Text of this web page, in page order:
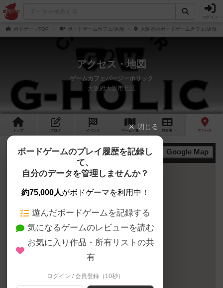
ログイン
ボドゲーマTOP ボードゲームカフェ/店舗 大阪府のボードゲームカフェ/店舗
アクセス・地図
ゲームカフェバージーホリック
大阪府大阪市北区
トップ ブログ イベント ゲーム一覧 料金 表 アクセス
地図 Google Map
閉じる
ボードゲームのプレイ履歴を記録し
て、
自分のデータを管理しませんか？
約75,000人がボドゲーマを利用中！
遊んだボードゲームを記録する
気になるゲームのレビューを読む
お気に入り作品・所有リストの共
有
ログイン / 会員登録（10秒）